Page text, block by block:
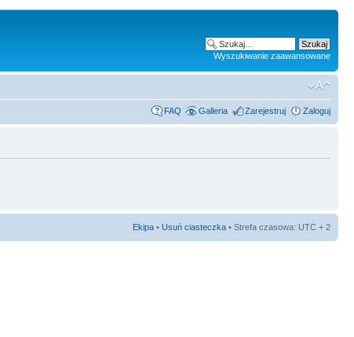
Wyszukiwanie zaawansowane
FAQ Galleria Zarejestruj Zaloguj
Ekipa • Usuń ciasteczka • Strefa czasowa: UTC + 2